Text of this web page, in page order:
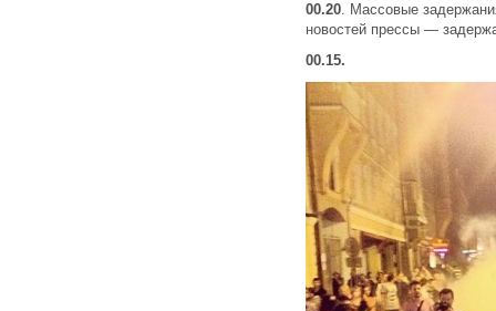
00.20. Массовые
новостей прессы —
00.15.